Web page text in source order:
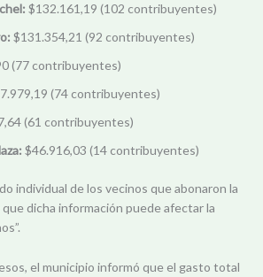
$132.161,19 (102 contribuyentes)
$131.354,21 (92 contribuyentes)
(77 contribuyentes)
(74 contribuyentes)
(61 contribuyentes)
$46.916,03 (14 contribuyentes)
individual de los vecinos que abonaron la
dicha información puede afectar la
el municipio informó que el gasto total